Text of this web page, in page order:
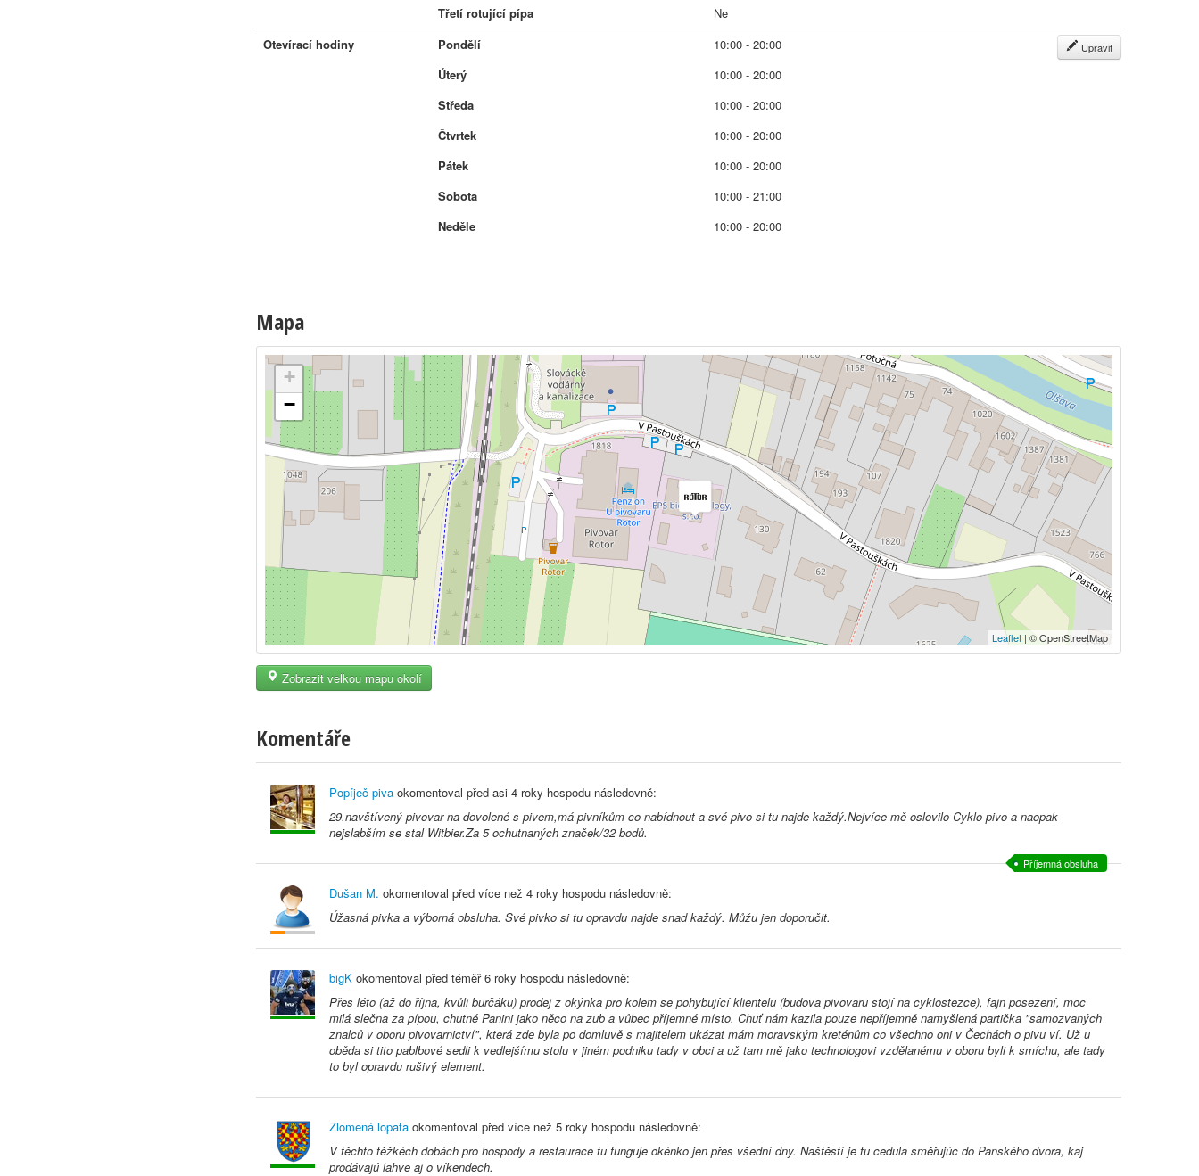
Třetí rotující pípa
Ne
Otevírací hodiny
Upravit
Pondělí
10:00 - 20:00
Úterý
10:00 - 20:00
Středa
10:00 - 20:00
Čtvrtek
10:00 - 20:00
Pátek
10:00 - 20:00
Sobota
10:00 - 21:00
Neděle
10:00 - 20:00
Mapa
+
−
Leaflet | © OpenStreetMap
Zobrazit velkou mapu okolí
Komentáře
Popíječ piva okomentoval před asi 4 roky hospodu následovně:
29.navštívený pivovar na dovolené s pivem,má pivníkům co nabídnout a své pivo si tu najde každý.Nejvíce mě oslovilo Cyklo-pivo a naopak
nejslabším se stal Witbier.Za 5 ochutnaných značek/32 bodů.
Příjemná obsluha
Dušan M. okomentoval před více než 4 roky hospodu následovně:
Úžasná pivka a výborná obsluha. Své pivko si tu opravdu najde snad každý. Můžu jen doporučit.
bigK okomentoval před téměř 6 roky hospodu následovně:
Přes léto (až do října, kvůli burčáku) prodej z okýnka pro kolem se pohybující klientelu (budova pivovaru stojí na cyklostezce), fajn posezení, moc
milá slečna za pípou, chutné Panini jako něco na zub a vůbec příjemné místo. Chuť nám kazila pouze nepříjemně namyšlená partička "samozvaných
znalců v oboru pivovarnictví", která zde byla po domluvě s majitelem ukázat mám moravským kreténům co všechno oni v Čechách o pivu ví. Už u
oběda si tito pablbové sedli k vedlejšímu stolu v jiném podniku tady v obci a už tam mě jako technologovi vzdělanému v oboru byli k smíchu, ale tady
to byl opravdu rušivý element.
Zlomená lopata okomentoval před více než 5 roky hospodu následovně:
V těchto těžkéch dobách pro hospody a restaurace tu funguje okénko jen přes všední dny. Naštěstí je tu cedula směřujúc do Panského dvora, kaj
prodávajú lahve aj o víkendech.